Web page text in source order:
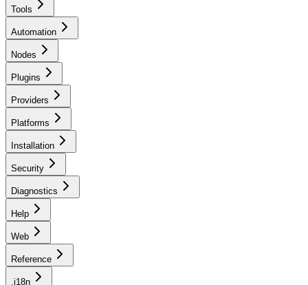
Tools
Automation
Nodes
Plugins
Providers
Platforms
Installation
Security
Diagnostics
Help
Web
Reference
.i18n